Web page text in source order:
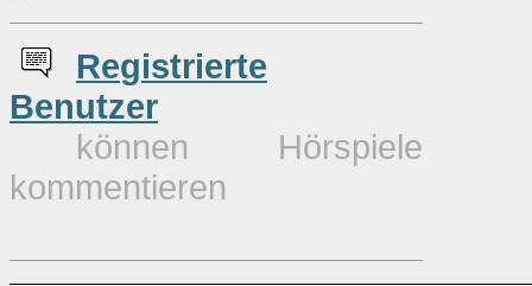
Registrierte
Benutzer
können Hörspiele
kommentieren